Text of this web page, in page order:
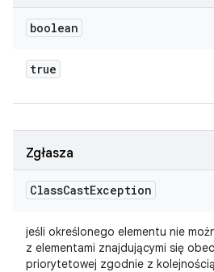
boolean
true
Zgłasza
ClassCastException
jeśli określonego elementu nie
z elementami znajdującymi się
priorytetowej zgodnie z